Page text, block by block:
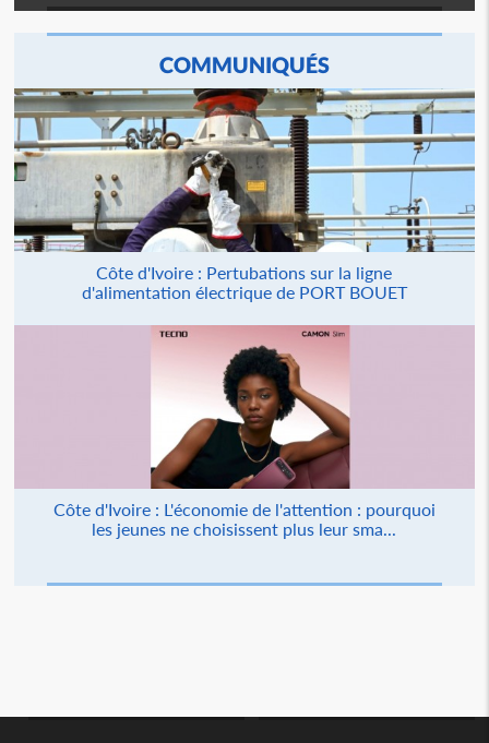
COMMUNIQUÉS
Côte d'Ivoire : Pertubations sur la ligne
d'alimentation électrique de PORT BOUET
Côte d'Ivoire : L'économie de l'attention : pourquoi
les jeunes ne choisissent plus leur sma...